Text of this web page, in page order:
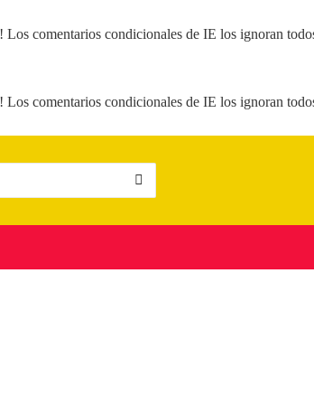
Los comentarios condicionales de IE los ignoran
Los comentarios condicionales de IE los ignoran